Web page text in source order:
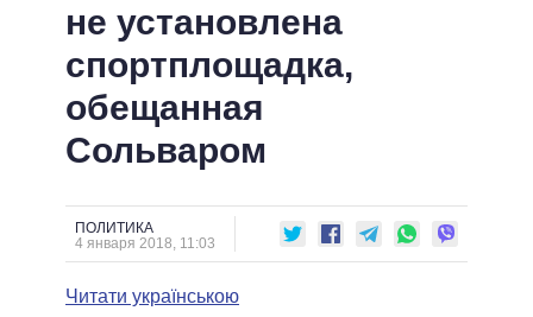
СОБЫТИЯ
СТАТЬИ
МНЕНИЯ
ОБЗОРЫ
ДАЙДЖЕСТЫ
ЭКОНОМИКА
ОБЩЕСТВО
МИР
ПОЛИТИКИ
ВСЕ ПОЛИТИКИ
ПРЕЗИДЕНТ И ОФИС
ВЕРХОВНАЯ РАДА
ГЛАВЫ ОБЛАДМИНИСТРАЦИЙ
МЭРЫ
ВСЕ ПЕРСОНЫ
ИНФОГРАФИКА
ВИДЕО
СРАВНЕНИЕ ПОЛИТИКОВ
не установлена
спортплощадка,
обещанная
Сольваром
ПОЛИТИКА
4 января 2018, 11:03
Читати українською